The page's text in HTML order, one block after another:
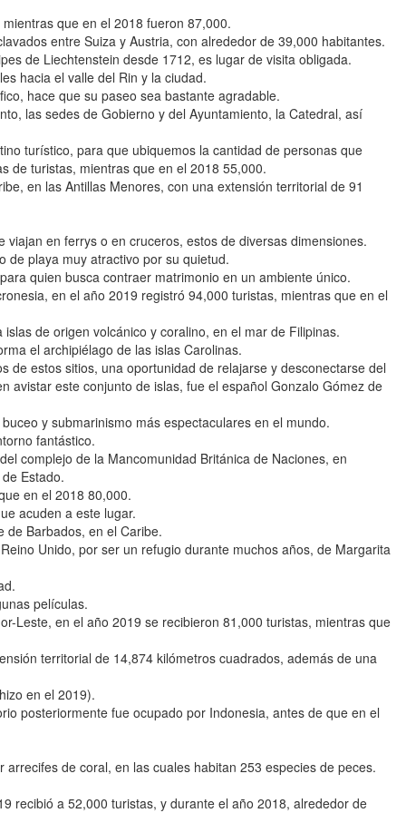
que en el 2018 fueron 87,000.
entre Suiza y Austria, con alrededor de 39,000 habitantes.
de Liechtenstein desde 1712, es lugar de visita obligada.
hacia el valle del Rin y la ciudad.
hace que su paseo sea bastante agradable.
las sedes de Gobierno y del Ayuntamiento, la Catedral, así
turístico, para que ubiquemos la cantidad de personas que
de turistas, mientras que en el 2018 55,000.
en las Antillas Menores, con una extensión territorial de 91
en ferrys o en cruceros, estos de diversas dimensiones.
de playa muy atractivo por su quietud.
quien busca contraer matrimonio en un ambiente único.
en el año 2019 registró 94,000 turistas, mientras que en el
de origen volcánico y coralino, en el mar de Filipinas.
el archipiélago de las islas Carolinas.
de estos sitios, una oportunidad de relajarse y desconectarse del
avistar este conjunto de islas, fue el español Gonzalo Gómez de
y submarinismo más espectaculares en el mundo.
fantástico.
complejo de la Mancomunidad Británica de Naciones, en
Estado.
en el 2018 80,000.
acuden a este lugar.
de Barbados, en el Caribe.
Unido, por ser un refugio durante muchos años, de Margarita
películas.
Leste, en el año 2019 se recibieron 81,000 turistas, mientras que
territorial de 14,874 kilómetros cuadrados, además de una
en el 2019).
posteriormente fue ocupado por Indonesia, antes de que en el
de coral, en las cuales habitan 253 especies de peces.
recibió a 52,000 turistas, y durante el año 2018, alrededor de